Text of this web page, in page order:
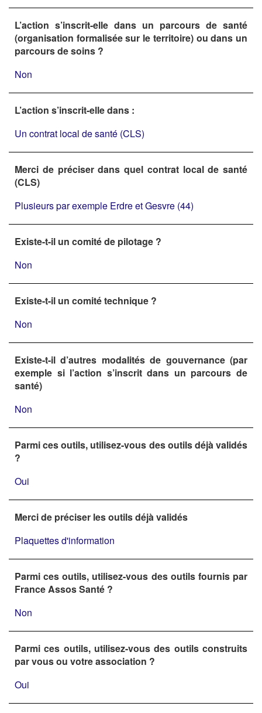
L’action s’inscrit-elle dans un parcours de santé
(organisation formalisée sur le territoire) ou dans un
parcours de soins ?
Non
L’action s’inscrit-elle dans :
Un contrat local de santé (CLS)
Merci de préciser dans quel contrat local de santé
(CLS)
Plusieurs par exemple Erdre et Gesvre (44)
Existe-t-il un comité de pilotage ?
Non
Existe-t-il un comité technique ?
Non
Existe-t-il d’autres modalités de gouvernance (par
exemple si l’action s’inscrit dans un parcours de
santé)
Non
Parmi ces outils, utilisez-vous des outils déjà validés
?
Oui
Merci de préciser les outils déjà validés
Plaquettes d'information
Parmi ces outils, utilisez-vous des outils fournis par
France Assos Santé ?
Non
Parmi ces outils, utilisez-vous des outils construits
par vous ou votre association ?
Oui